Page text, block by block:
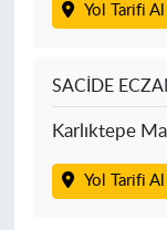
Yol Tarifi Al
SACİDE
Karlıktepe
Yol Tarifi Al